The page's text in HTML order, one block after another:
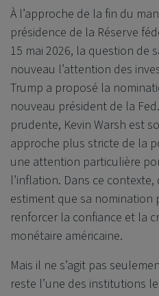
À l’approche de la fin du
présidence de la Réserve
15 mai 2026, la question de
nouveau l’attention des
Trump a proposé la
nouveau président de la
prudente, Kevin Warsh est
approche plus stricte de la
une attention particulière
l’inflation. Dans ce
estiment que sa nomination
renforcer la confiance et la
monétaire américaine.
Mais il ne s’agit pas
reste l’une des institutions